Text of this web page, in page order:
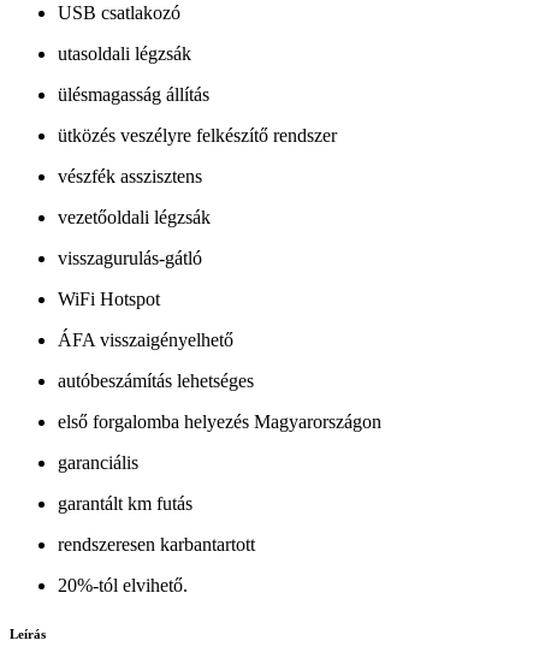
USB csatlakozó
utasoldali légzsák
ülésmagasság állítás
ütközés veszélyre felkészítő rendszer
vészfék asszisztens
vezetőoldali légzsák
visszagurulás-gátló
WiFi Hotspot
ÁFA visszaigényelhető
autóbeszámítás lehetséges
első forgalomba helyezés Magyarországon
garanciális
garantált km futás
rendszeresen karbantartott
20%-tól elvihető.
Leírás